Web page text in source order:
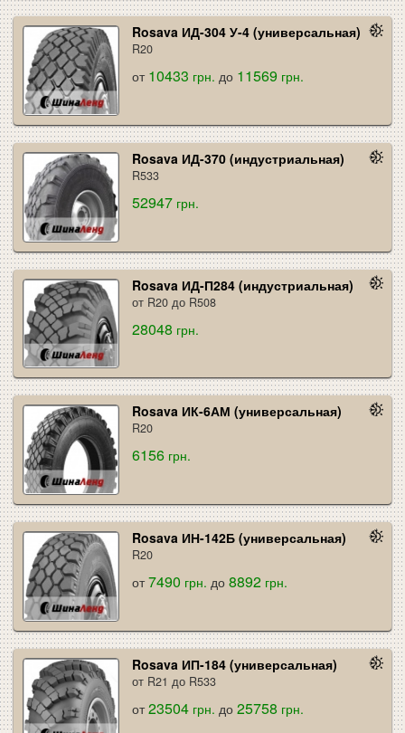
Rosava ИД-304 У-4 (универсальная)
R20
от 10433 грн. до 11569 грн.
Rosava ИД-370 (индустриальная)
R533
52947 грн.
Rosava ИД-П284 (индустриальная)
от R20 до R508
28048 грн.
Rosava ИК-6АМ (универсальная)
R20
6156 грн.
Rosava ИН-142Б (универсальная)
R20
от7490 грн. до8892 грн.
Rosava ИП-184 (универсальная)
от R21 до R533
от23504 грн. до25758 грн.